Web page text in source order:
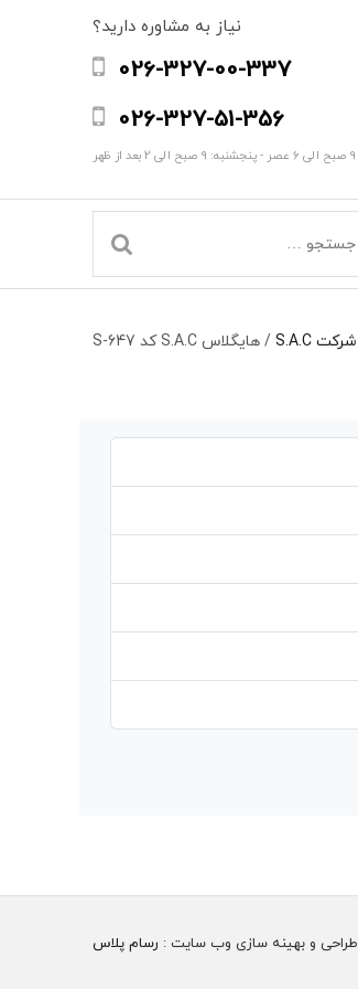
نیاز به مشاوره دارید؟
026-327-00-337
026-327-51-356
شرکت S.A.C / هایگلاس S.A.C کد S-647
طراحی و بهینه سازی وب سایت : رسام پلاس